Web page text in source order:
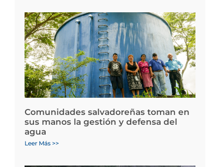
Comunidades salvadoreñas toman en
sus manos la gestión y defensa del
agua
Leer Más >>